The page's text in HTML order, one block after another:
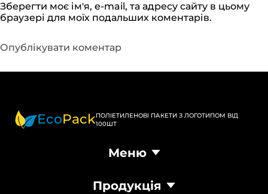
Зберегти моє ім'я, e-mail, та адресу сайту в цьому
браузері для моїх подальших коментарів.
EcoPackПОЛІЕТИЛЕНОВІ ПАКЕТИ З ЛОГОТИПОМ ВІД
100ШТ
Меню
Продукція
Продукція